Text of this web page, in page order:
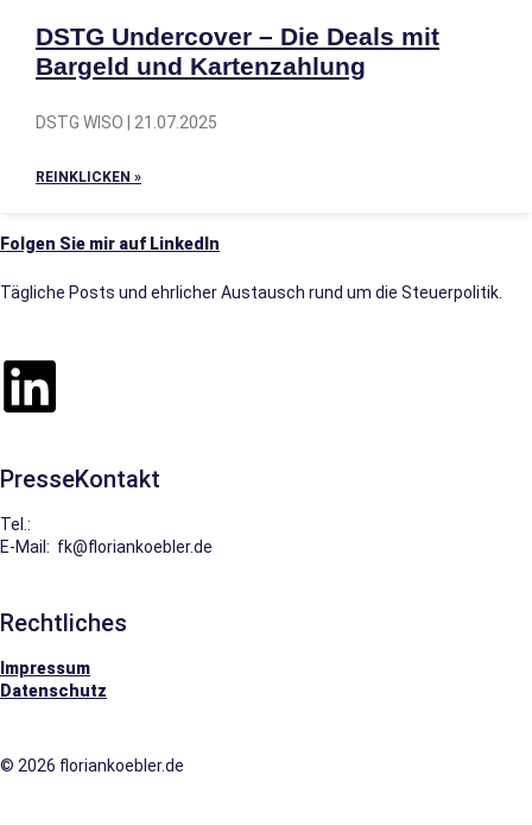
DSTG Undercover – Die Deals mit
Bargeld und Kartenzahlung
DSTG WISO | 21.07.2025
REINKLICKEN »
Folgen Sie mir auf LinkedIn
Tägliche Posts und ehrlicher Austausch rund um die Steuerpolitik.
PresseKontakt
Tel.:
E-Mail: fk@floriankoebler.de
Rechtliches
Impressum
Datenschutz
© 2026 floriankoebler.de